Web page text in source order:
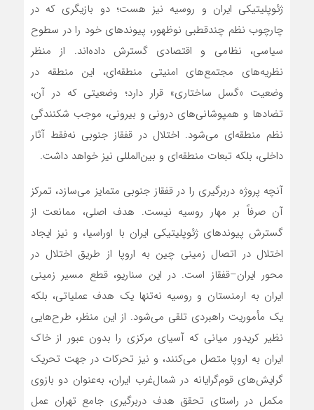
ژئوپلیتیکی ایران و روسیه نیز هست؛ دو بازیگری که در
چارچوب نظم چندقطبی نوظهور، پیوندهای خود را در سطوح
سیاسی، نظامی و اقتصادی گسترش داده‌اند. از منظر
نظریه‌های مجتمع‌های امنیتی منطقه‌ای، این منطقه در
وضعیت «گسل ساختاری» قرار دارد؛ وضعیتی که در آن،
تضادها و همپوشانی‌های درونی و بیرونی، موجب شکنندگی
نظم منطقه‌ای می‌شود. اختلال در قفقاز جنوبی نه‌فقط آثار
داخلی، بلکه تبعات منطقه‌ای و بین‌المللی نیز خواهد داشت.
آنچه پروژه دربرگیری را در قفقاز جنوبی متمایز می‌سازد، تمرکز
آن صرفاً بر مهار روسیه نیست. هدف اصلی، ممانعت از
گسترش پیوندهای ژئوپلیتیکی ایران با اوراسیا، و نیز ایجاد
اختلال در اتصال زمینی چین به اروپا از طریق اختلال در
محور ایران–قفقاز است. در این سناریو، قطع مسیر زمینی
ایران به ارمنستان و روسیه نه‌تنها یک هدف عملیاتی، بلکه
یک مأموریت راهبردی تلقی می‌شود. از این منظر، طرح‌هایی
نظیر کریدور میانی که آسیای مرکزی را بدون عبور از خاک
ایران به اروپا متصل می‌کنند، و نیز تحرکات در جهت تحریک
گرایش‌های قوم‌گرایانه در شمال‌غرب ایران، به‌عنوان دو بازوی
مکمل در راستای تحقق هدف دربرگیری جامع تهران عمل